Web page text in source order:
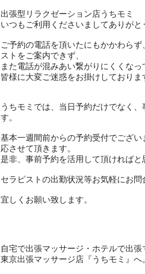
出張型リラクゼーション店うちモミ
いつもご利用くださいましてありがと
ご予約の電話を頂いたにもかかわら
ストをご案内できず、
また電話が混みあい繋がりにくくなっ
皆様に大変ご迷惑をお掛けしておりま
うちモミでは、当日予約だけでなく、
す。
基本一週間前からの予約受付でござ
応させて頂きます。
是非、事前予約を活用して頂ければと
セラピストの出勤状況等お気軽にお問
宜しくお願い致します。
自宅で出張マッサージ・ホテルで出
東京出張マッサージ店『うちモミ』へ。